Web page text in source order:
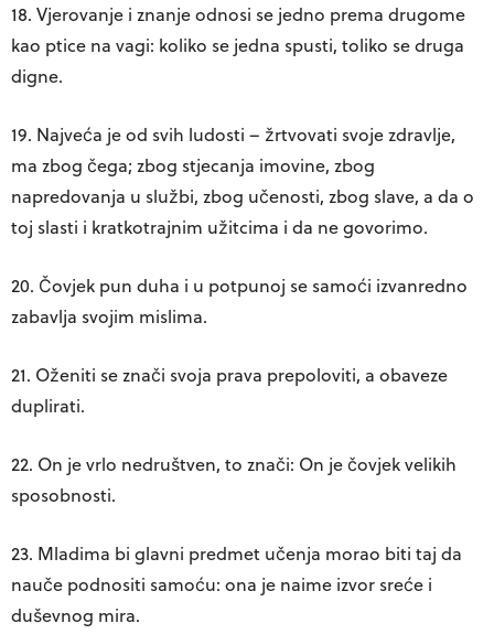
18. Vjerovanje i znanje odnosi se jedno prema drugome
kao ptice na vagi: koliko se jedna spusti, toliko se druga
digne.
19. Najveća je od svih ludosti – žrtvovati svoje zdravlje,
ma zbog čega; zbog stjecanja imovine, zbog
napredovanja u službi, zbog učenosti, zbog slave, a da o
toj slasti i kratkotrajnim užitcima i da ne govorimo.
20. Čovjek pun duha i u potpunoj se samoći izvanredno
zabavlja svojim mislima.
21. Oženiti se znači svoja prava prepoloviti, a obaveze
duplirati.
22. On je vrlo nedruštven, to znači: On je čovjek velikih
sposobnosti.
23. Mladima bi glavni predmet učenja morao biti taj da
nauče podnositi samoću: ona je naime izvor sreće i
duševnog mira.